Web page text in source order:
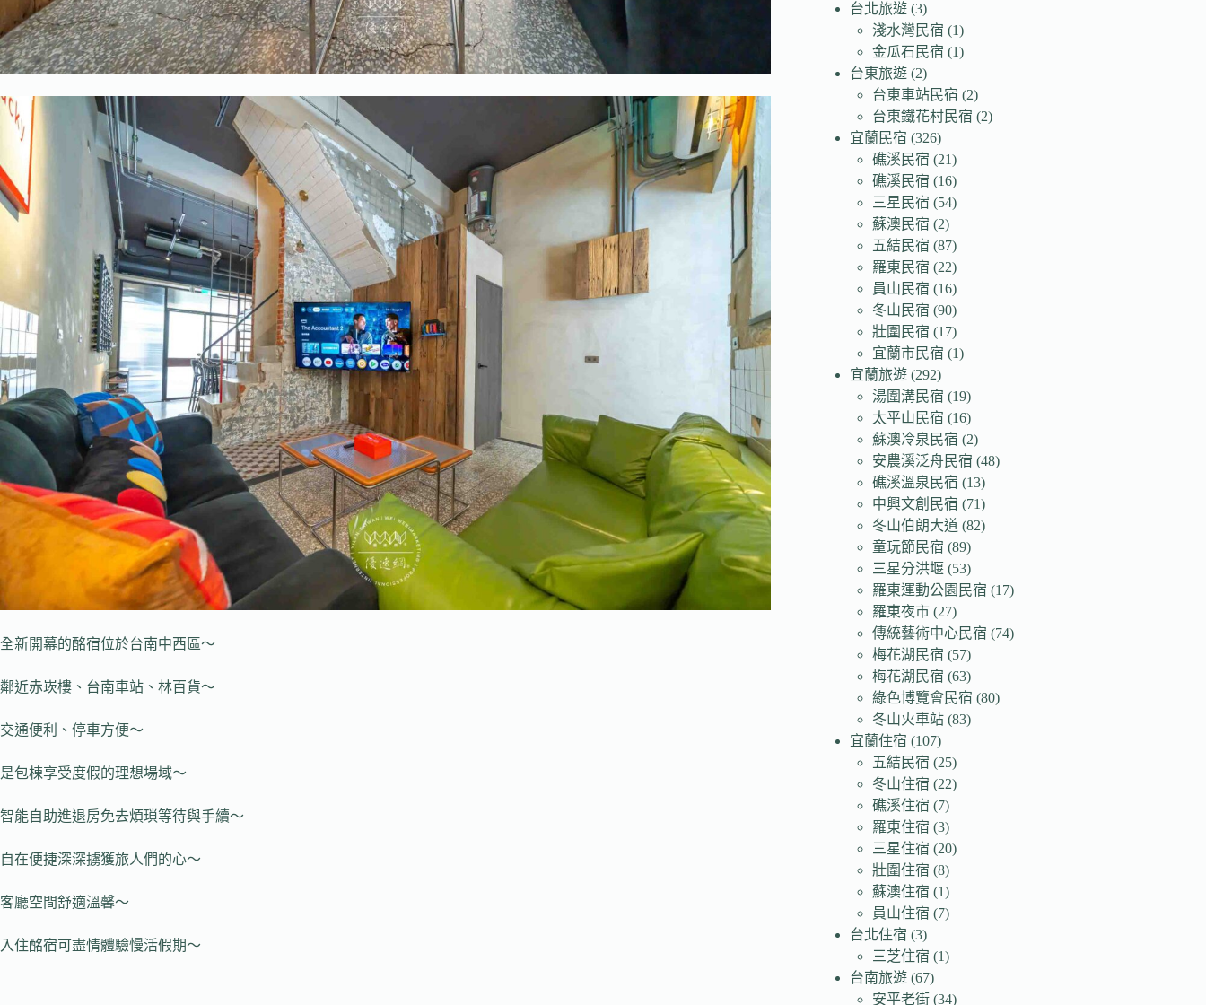
全新開幕的酩宿位於台南中西區～
鄰近赤崁樓、台南車站、林百貨～
交通便利、停車方便～
是包棟享受度假的理想場域～
智能自助進退房免去煩瑣等待與手續～
自在便捷深深擄獲旅人們的心～
客廳空間舒適溫馨～
入住酩宿可盡情體驗慢活假期～
台北旅遊 (3)
淺水灣民宿 (1)
金瓜石民宿 (1)
台東旅遊 (2)
台東車站民宿 (2)
台東鐵花村民宿 (2)
宜蘭民宿 (326)
礁溪民宿 (21)
礁溪民宿 (16)
三星民宿 (54)
蘇澳民宿 (2)
五結民宿 (87)
羅東民宿 (22)
員山民宿 (16)
冬山民宿 (90)
壯圍民宿 (17)
宜蘭市民宿 (1)
宜蘭旅遊 (292)
湯圍溝民宿 (19)
太平山民宿 (16)
蘇澳冷泉民宿 (2)
安農溪泛舟民宿 (48)
礁溪溫泉民宿 (13)
中興文創民宿 (71)
冬山伯朗大道 (82)
童玩節民宿 (89)
三星分洪堰 (53)
羅東運動公園民宿 (17)
羅東夜市 (27)
傳統藝術中心民宿 (74)
梅花湖民宿 (57)
梅花湖民宿 (63)
綠色博覽會民宿 (80)
冬山火車站 (83)
宜蘭住宿 (107)
五結民宿 (25)
冬山住宿 (22)
礁溪住宿 (7)
羅東住宿 (3)
三星住宿 (20)
壯圍住宿 (8)
蘇澳住宿 (1)
員山住宿 (7)
台北住宿 (3)
三芝住宿 (1)
台南旅遊 (67)
安平老街 (34)